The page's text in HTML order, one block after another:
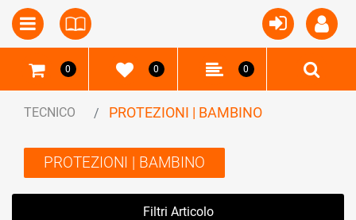
Open Open menu
0 0 0
TECNICO PROTEZIONI | BAMBINO
PROTEZIONI | BAMBINO
Filtri Articolo